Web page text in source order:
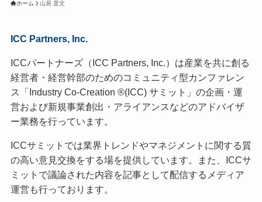
ホーム 山居 是文
ICC Partners, Inc.
ICCパートナーズ（ICC Partners, Inc.）は産業を共に創る
経営者・経営幹部のためのコミュニティ型カンファレン
ス「Industry Co-Creation ®(ICC) サミット」の企画・運
営および新規事業創出・アライアンスなどのアドバイザ
ー業務を行っています。
ICCサミットでは業界トレンドやマネジメントに関する質
の高い意見交換をする場を提供しています。また、ICCサ
ミットで議論された内容を記事として配信するメディア
運営も行っております。